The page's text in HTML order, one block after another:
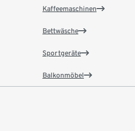
Kaffeemaschinen
Bettwäsche
Sportgeräte
Balkonmöbel